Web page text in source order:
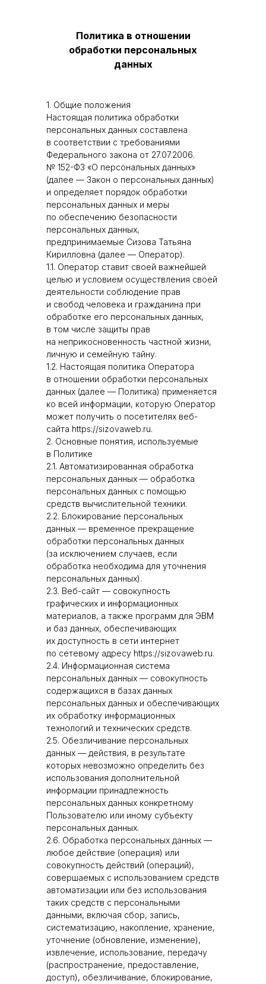
1. Общие положения
Настоящая политика обработки
персональных данных составлена
в соответствии с требованиями
Федерального закона от 27.07.2006.
№ 152-ФЗ «О персональных данных»
(далее — Закон о персональных данных)
и определяет порядок обработки
персональных данных и меры
по обеспечению безопасности
персональных данных,
предпринимаемые Сизова Татьяна
Кирилловна (далее — Оператор).
1.1. Оператор ставит своей важнейшей
целью и условием осуществления своей
деятельности соблюдение прав
и свобод человека и гражданина при
обработке его персональных данных,
в том числе защиты прав
на неприкосновенность частной жизни,
личную и семейную тайну.
1.2. Настоящая политика Оператора
в отношении обработки персональных
данных (далее — Политика) применяется
ко всей информации, которую Оператор
может получить о посетителях веб-
сайта https://sizovaweb.ru.
2. Основные понятия, используемые
в Политике
2.1. Автоматизированная обработка
персональных данных — обработка
персональных данных с помощью
средств вычислительной техники.
2.2. Блокирование персональных
данных — временное прекращение
обработки персональных данных
(за исключением случаев, если
обработка необходима для уточнения
персональных данных).
2.3. Веб-сайт — совокупность
графических и информационных
материалов, а также программ для ЭВМ
и баз данных, обеспечивающих
их доступность в сети интернет
по сетевому адресу https://sizovaweb.ru.
2.4. Информационная система
персональных данных — совокупность
содержащихся в базах данных
персональных данных и обеспечивающих
их обработку информационных
технологий и технических средств.
2.5. Обезличивание персональных
данных — действия, в результате
которых невозможно определить без
использования дополнительной
информации принадлежность
персональных данных конкретному
Пользователю или иному субъекту
персональных данных.
2.6. Обработка персональных данных —
любое действие (операция) или
совокупность действий (операций),
совершаемых с использованием средств
автоматизации или без использования
таких средств с персональными
данными, включая сбор, запись,
систематизацию, накопление, хранение,
уточнение (обновление, изменение),
извлечение, использование, передачу
(распространение, предоставление,
доступ), обезличивание, блокирование,
Политика в отношении
обработки персональных
данных